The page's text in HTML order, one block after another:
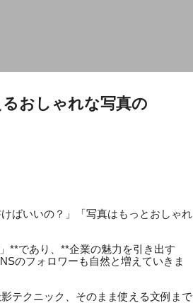
おしゃれな写真の
ばいいの？」「写真はもっとおしゃれ
**であり、**企業の魅力を引き出す
のフォロワーも自然と増えていきま
テクニック、そのまま使える文例まで